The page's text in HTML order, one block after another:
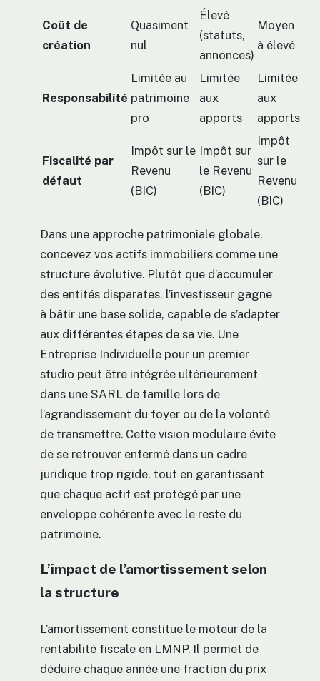
Coût de
création
Quasiment
nul
Élevé
(statuts,
annonces)
Moyen
à élevé
Responsabilité
Limitée au
patrimoine
pro
Limitée
aux
apports
Limitée
aux
apports
Fiscalité par
défaut
Impôt sur le
Revenu
(BIC)
Impôt sur
le Revenu
(BIC)
Impôt
sur le
Revenu
(BIC)
Dans une approche patrimoniale globale,
concevez vos actifs immobiliers comme une
structure évolutive. Plutôt que d’accumuler
des entités disparates, l’investisseur gagne
à bâtir une base solide, capable de s’adapter
aux différentes étapes de sa vie. Une
Entreprise Individuelle pour un premier
studio peut être intégrée ultérieurement
dans une SARL de famille lors de
l’agrandissement du foyer ou de la volonté
de transmettre. Cette vision modulaire évite
de se retrouver enfermé dans un cadre
juridique trop rigide, tout en garantissant
que chaque actif est protégé par une
enveloppe cohérente avec le reste du
patrimoine.
L’impact de l’amortissement selon
la structure
L’amortissement constitue le moteur de la
rentabilité fiscale en LMNP. Il permet de
déduire chaque année une fraction du prix